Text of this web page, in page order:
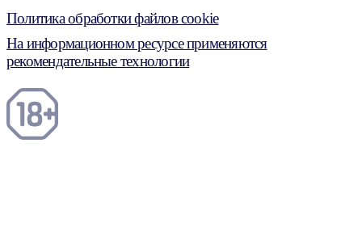
Политика обработки файлов cookie
На информационном ресурсе применяются
рекомендательные технологии